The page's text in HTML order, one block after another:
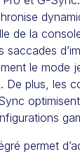
de la
saccades
le mode
De plus, les
permet